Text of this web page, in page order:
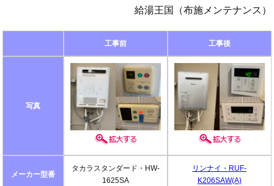
給湯王国（布施メンテナンス）
工事前 工事後
写真
メーカー型番
タカラスタンダード・HW-
1625SA
リンナイ・RUF-
K206SAW(A)